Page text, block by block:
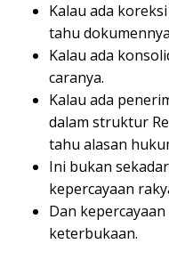
Kalau ada
tahu
Kalau ada
caranya.
Kalau ada
dalam struktur
tahu alasan
Ini bukan
kepercayaan
Dan
keterbukaan.